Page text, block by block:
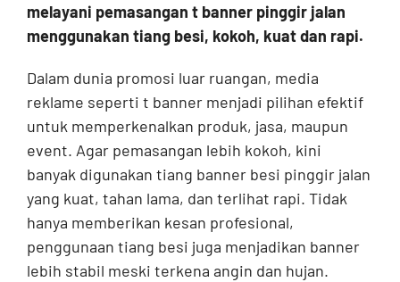
melayani pemasangan t banner pinggir jalan
menggunakan tiang besi, kokoh, kuat dan rapi.
Dalam dunia promosi luar ruangan, media
reklame seperti t banner menjadi pilihan efektif
untuk memperkenalkan produk, jasa, maupun
event. Agar pemasangan lebih kokoh, kini
banyak digunakan tiang banner besi pinggir jalan
yang kuat, tahan lama, dan terlihat rapi. Tidak
hanya memberikan kesan profesional,
penggunaan tiang besi juga menjadikan banner
lebih stabil meski terkena angin dan hujan.